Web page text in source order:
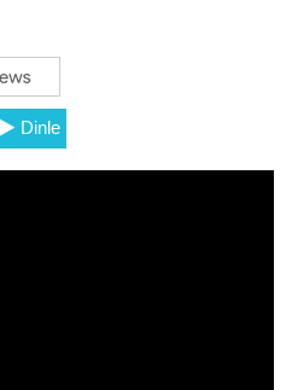
Dinle